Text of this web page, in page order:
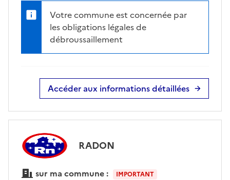
Votre commune est concernée par
les obligations légales de
débroussaillement
Accéder aux informations détaillées
RADON
sur ma commune : IMPORTANT